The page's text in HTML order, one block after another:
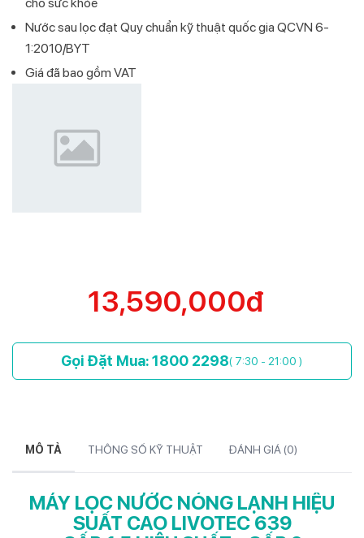
Nước sau lọc đạt Quy chuẩn kỹ thuật quốc gia QCVN 6-
1:2010/BYT
Giá đã bao gồm VAT
13,590,000đ
Gọi Đặt Mua: 1800 2298( 7:30 - 21:00 )
MÔ TẢ THÔNG SỐ KỸ THUẬT ĐÁNH GIÁ (0)
MÁY LỌC NƯỚC NÓNG LẠNH HIỆU
SUẤT CAO LIVOTEC 639